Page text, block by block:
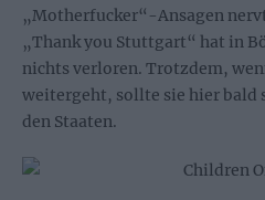
„Motherfucker“-Ansagen
„Thank you Stuttgart“ hat in
nichts verloren. Trotzdem,
weitergeht, sollte sie hier bald
den Staaten.